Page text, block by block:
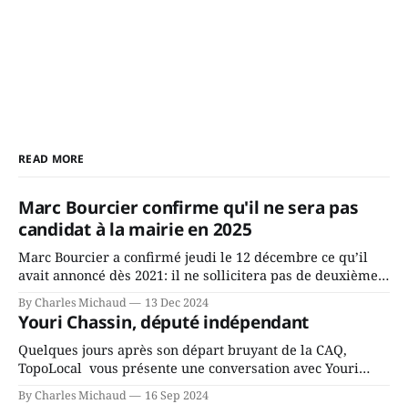
READ MORE
Marc Bourcier confirme qu'il ne sera pas
candidat à la mairie en 2025
Marc Bourcier a confirmé jeudi le 12 décembre ce qu’il
avait annoncé dès 2021: il ne sollicitera pas de deuxième
mandat à titre de maire de Saint-Jérôme. Bourcier en a
fait l’annonce en s’adressant aux employés de la ville,
rassemblés en soirée pour leur traditionnel souper
By Charles Michaud 13 Dec 2024
Youri Chassin, député indépendant
Quelques jours après son départ bruyant de la CAQ,
TopoLocal vous présente une conversation avec Youri
Chassin. Nous avons causé de sa décision. Y songeait-il
By Charles Michaud 16 Sep 2024